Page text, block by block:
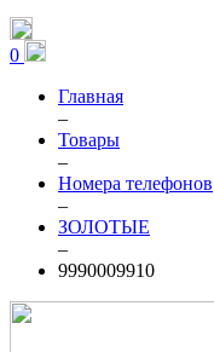
0
Главная
–
Товары
–
Номера телефонов
–
ЗОЛОТЫЕ
–
9990009910